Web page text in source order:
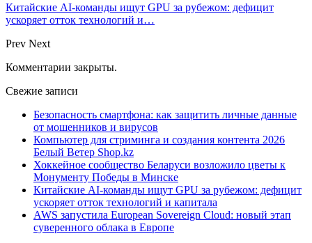
Китайские AI-команды ищут GPU за рубежом: дефицит
ускоряет отток технологий и…
Prev Next
Комментарии закрыты.
Свежие записи
Безопасность смартфона: как защитить личные данные
от мошенников и вирусов
Компьютер для стриминга и создания контента 2026
Белый Ветер Shop.kz
Хоккейное сообщество Беларуси возложило цветы к
Монументу Победы в Минске
Китайские AI-команды ищут GPU за рубежом: дефицит
ускоряет отток технологий и капитала
AWS запустила European Sovereign Cloud: новый этап
суверенного облака в Европе